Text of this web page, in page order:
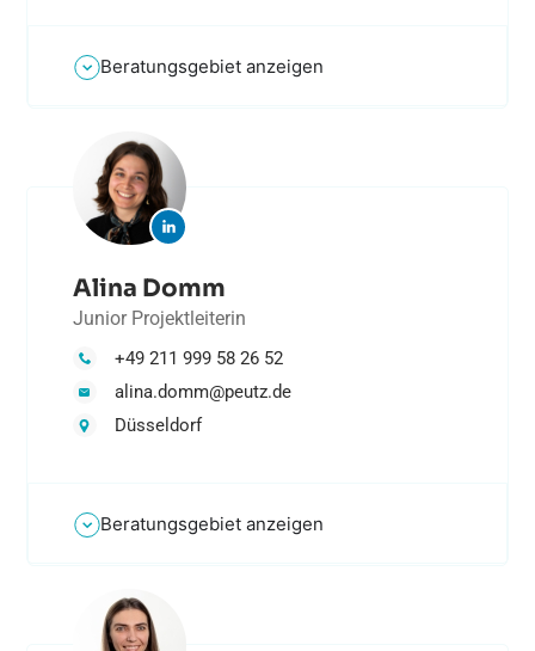
Beratungsgebiet anzeigen
Alina Domm
Junior Projektleiterin
+49 211 999 58 26 52
alina.domm@peutz.de
Düsseldorf
Beratungsgebiet anzeigen